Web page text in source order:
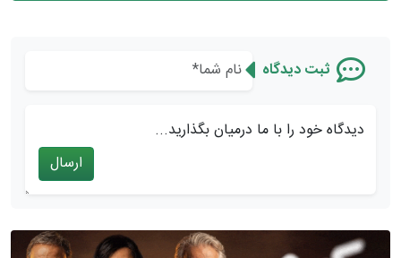
ثبت دیدگاه
دیدگاه خود را با ما درمیان بگذارید...
ارسال